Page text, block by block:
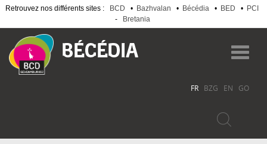
Retrouvez nos différents sites : BCD • Bazhvalan • Bécédia • BED •
PCI
-
Bretania
au
contenu
principal
FR BZG EN GO